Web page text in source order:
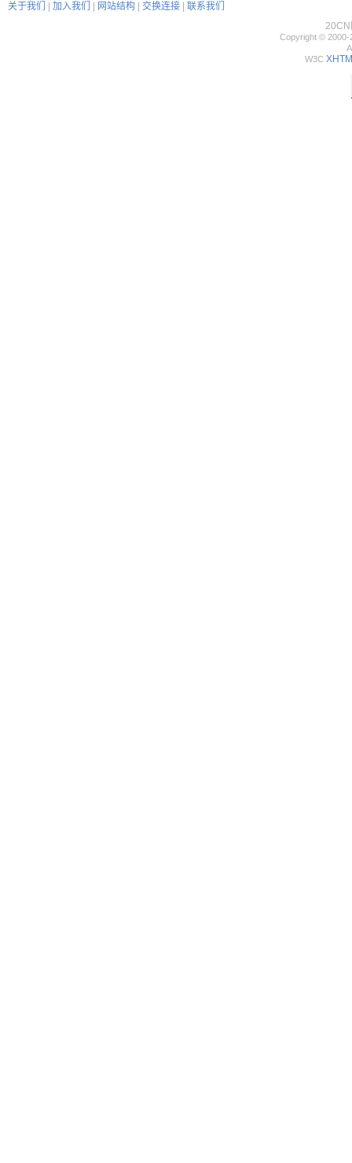
关于我们 加入我们 网站结构 交换连接
联系我们
20CN
Copyright © 2000-
W3C